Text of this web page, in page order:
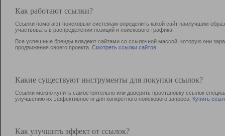
Как работают ссылки?
Ссылки помогают поисковым системам определить какой сайт наилучшим
участвовать в раcпределении позиций и поискового трафика.
Все успешные бренды владеют сайтами со ссылочной массой, которую они
продвижения своего проекта. Смотреть ссылки сайтов
Какие существуют инструменты для покупки ссылок?
Ссылки можно купить самостоятельно или доверить простановку ссылок
улучшению их эффективности для конкретного поискового запроса. Купить
Как улучшить эффект от ссылок?